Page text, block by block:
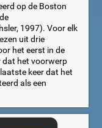
op de Boston
1997). Voor elk
uit drie
het eerst in de
dat het voorwerp
keer dat het
als een